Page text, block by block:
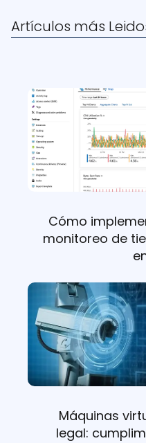
Artículos más
Cómo
monitoreo de
Máquinas
legal: